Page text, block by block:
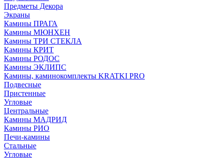
Предметы Декора
Экраны
Камины ПРАГА
Камины МЮНХЕН
Камины ТРИ СТЕКЛА
Камины КРИТ
Камины РОДОС
Камины ЭКЛИПС
Камины, каминокомплекты KRATKI PRO
Подвесные
Пристенные
Угловые
Центральные
Камины МАДРИД
Камины РИО
Печи-камины
Стальные
Угловые